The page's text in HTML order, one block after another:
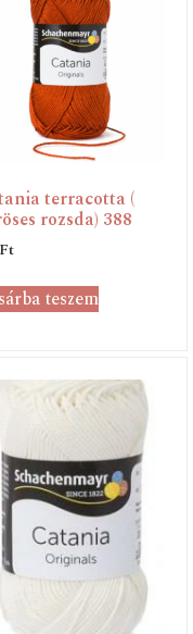
terracotta (
rozsda) 388
teszem